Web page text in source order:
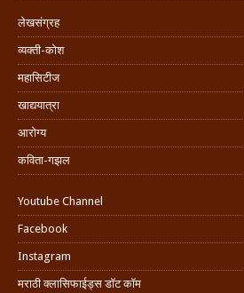
लेखसंग्रह
व्यक्ती-कोश
महासिटीज
खाद्ययात्रा
आरोग्य
कविता-गझल
Youtube Channel
Facebook
Instagram
मराठी क्लासिफाईड्स डॉट कॉम